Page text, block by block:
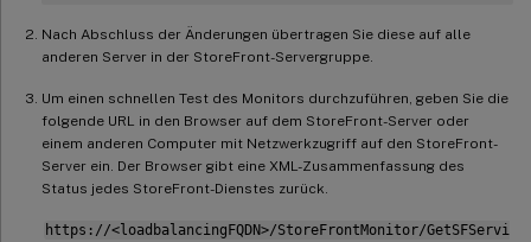
Nach Abschluss der Änderungen übertragen Sie diese auf alle
anderen Server in der StoreFront-Servergruppe.
Um einen schnellen Test des Monitors durchzuführen, geben Sie die
folgende URL in den Browser auf dem StoreFront-Server oder
einem anderen Computer mit Netzwerkzugriff auf den StoreFront-
Server ein. Der Browser gibt eine XML-Zusammenfassung des
Status jedes StoreFront-Dienstes zurück.
https://<loadbalancingFQDN>/StoreFrontMonitor/GetSFServi